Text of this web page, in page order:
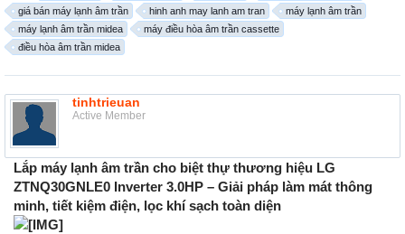
giá bán máy lạnh âm trần
hinh anh may lanh am tran
máy lạnh âm trần
máy lạnh âm trần midea
máy điều hòa âm trần cassette
điều hòa âm trần midea
tinhtrieuan
Active Member
Lắp máy lạnh âm trần cho biệt thự thương hiệu LG
ZTNQ30GNLE0 Inverter 3.0HP – Giải pháp làm mát thông
minh, tiết kiệm điện, lọc khí sạch toàn diện